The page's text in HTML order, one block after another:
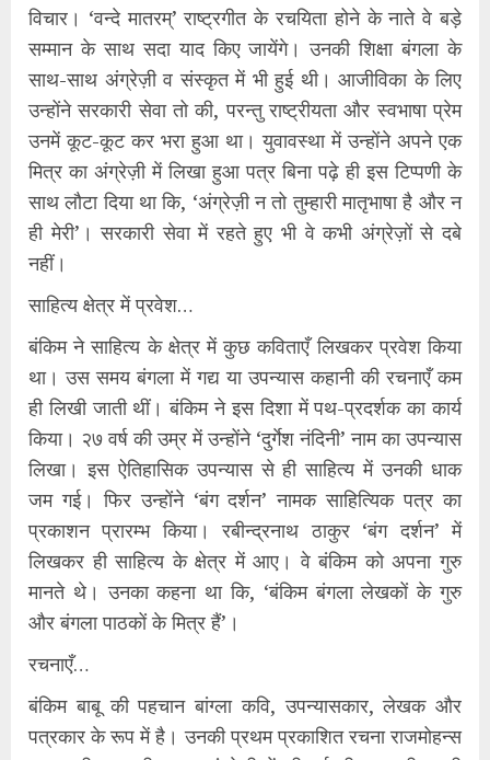
विचार। ‘वन्दे मातरम्’ राष्ट्रगीत के रचयिता होने के नाते वे बड़े
सम्मान के साथ सदा याद किए जायेंगे। उनकी शिक्षा बंगला के
साथ-साथ अंग्रेज़ी व संस्कृत में भी हुई थी। आजीविका के लिए
उन्होंने सरकारी सेवा तो की, परन्तु राष्ट्रीयता और स्वभाषा प्रेम
उनमें कूट-कूट कर भरा हुआ था। युवावस्था में उन्होंने अपने एक
मित्र का अंग्रेज़ी में लिखा हुआ पत्र बिना पढ़े ही इस टिप्पणी के
साथ लौटा दिया था कि, ‘अंग्रेज़ी न तो तुम्हारी मातृभाषा है और न
ही मेरी’। सरकारी सेवा में रहते हुए भी वे कभी अंग्रेज़ों से दबे
नहीं।
साहित्य क्षेत्र में प्रवेश…
बंकिम ने साहित्य के क्षेत्र में कुछ कविताएँ लिखकर प्रवेश किया
था। उस समय बंगला में गद्य या उपन्यास कहानी की रचनाएँ कम
ही लिखी जाती थीं। बंकिम ने इस दिशा में पथ-प्रदर्शक का कार्य
किया। २७ वर्ष की उम्र में उन्होंने ‘दुर्गेश नंदिनी’ नाम का उपन्यास
लिखा। इस ऐतिहासिक उपन्यास से ही साहित्य में उनकी धाक
जम गई। फिर उन्होंने ‘बंग दर्शन’ नामक साहित्यिक पत्र का
प्रकाशन प्रारम्भ किया। रबीन्द्रनाथ ठाकुर ‘बंग दर्शन’ में
लिखकर ही साहित्य के क्षेत्र में आए। वे बंकिम को अपना गुरु
मानते थे। उनका कहना था कि, ‘बंकिम बंगला लेखकों के गुरु
और बंगला पाठकों के मित्र हैं’।
रचनाएँ…
बंकिम बाबू की पहचान बांग्ला कवि, उपन्यासकार, लेखक और
पत्रकार के रूप में है। उनकी प्रथम प्रकाशित रचना राजमोहन्स